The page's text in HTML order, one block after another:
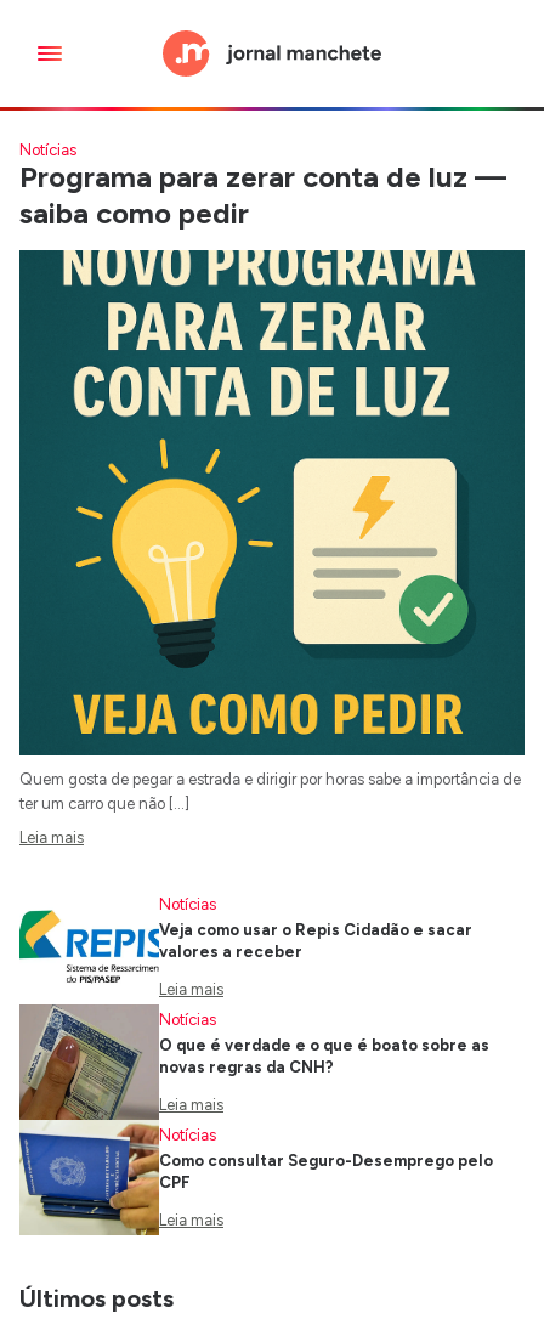
Notícias
Programa para zerar conta de luz —
saiba como pedir
Quem gosta de pegar a estrada e dirigir por horas sabe a importância de
ter um carro que não […]
Leia mais
Notícias
Veja como usar o Repis Cidadão e sacar
valores a receber
Leia mais
Notícias
O que é verdade e o que é boato sobre as
novas regras da CNH?
Leia mais
Notícias
Como consultar Seguro-Desemprego pelo
CPF
Leia mais
Últimos posts